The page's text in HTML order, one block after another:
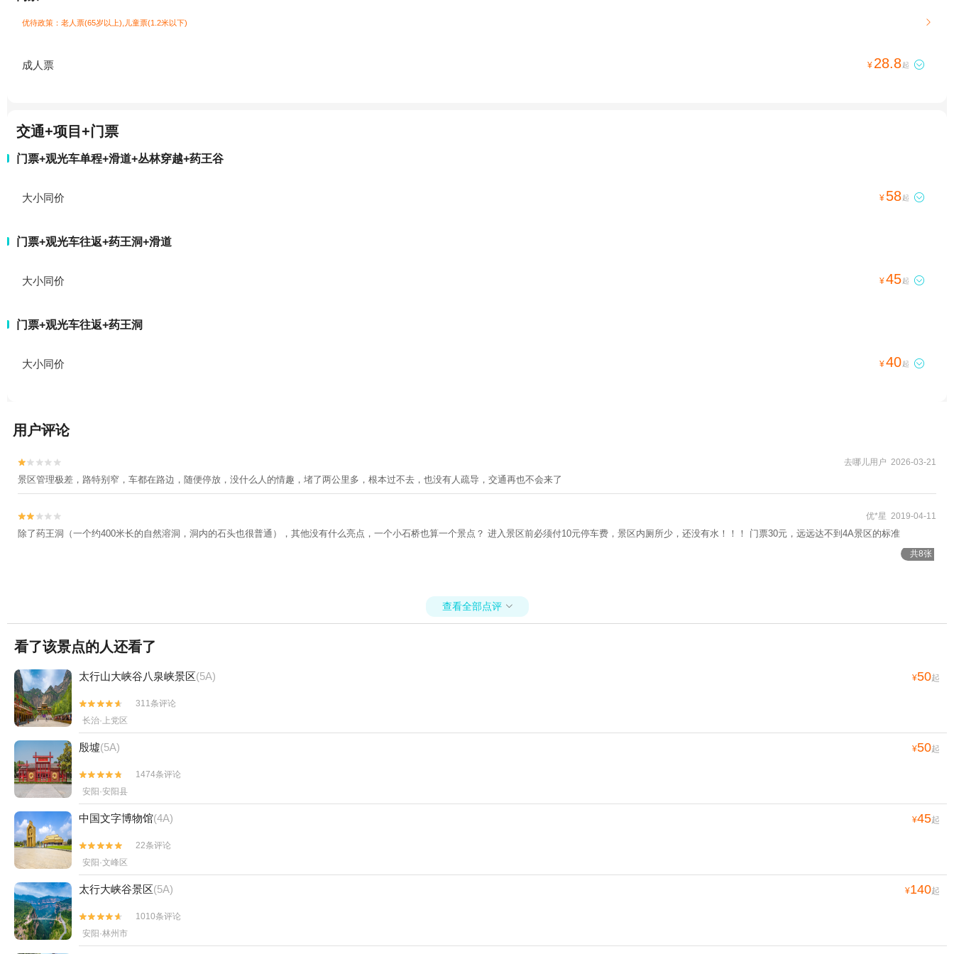
优待政策：老人票(65岁以上),儿童票(1.2米以下) 
成人票 ¥ 28.8起 
交通+项目+门票
门票+观光车单程+滑道+丛林穿越+药王谷
大小同价 ¥ 58起 
门票+观光车往返+药王洞+滑道
大小同价 ¥45起 
门票+观光车往返+药王洞
大小同价 ¥40起 
用户评论

 去哪儿用户 2026-03-21
景区管理极差，路特别窄，车都在路边，随便停放，没什么人的情趣，堵了两公里多，根本过不去，也没有人疏导，交通再也不会来了

 优*星 2019-04-11
除了药王洞（一个约400米长的自然溶洞，洞内的石头也很普通），其他没有什么亮点，一个小石桥也算一个景点？ 进入景区前必须付10元停车费，景区内厕所少，还没有水！！！ 门票30元，远远达不到4A景区的标准
共8张
查看全部点评 
看了该景点的人还看了
太行山大峡谷八泉峡景区(5A) ¥50起


311条评论
长治·上党区
殷墟(5A) ¥50起


1474条评论
安阳·安阳县
中国文字博物馆(4A) ¥45起


22条评论
安阳·文峰区
太行大峡谷景区(5A) ¥140起


1010条评论
安阳·林州市